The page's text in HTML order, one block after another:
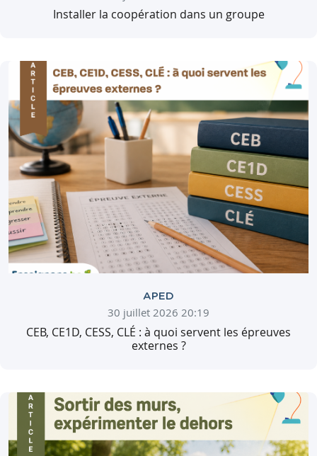
Installer la coopération dans un groupe
APED
30 juillet 2026 20:19
CEB, CE1D, CESS, CLÉ : à quoi servent les épreuves
externes ?